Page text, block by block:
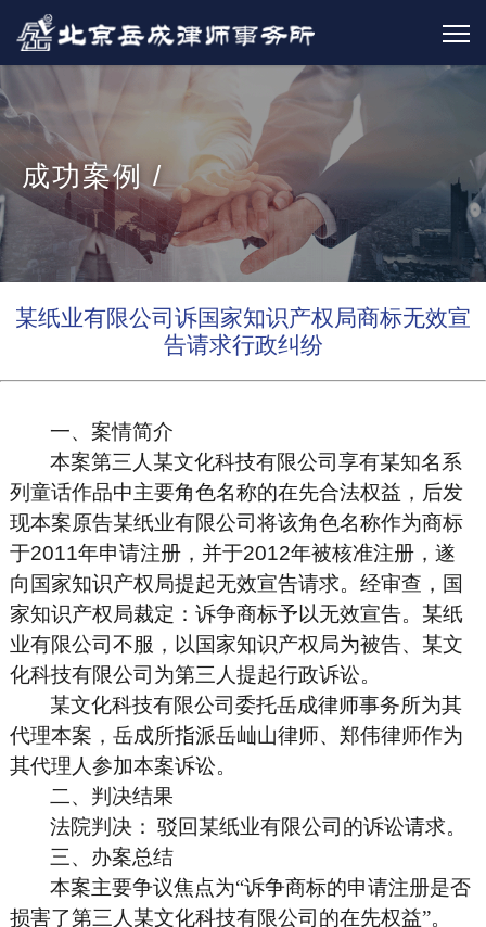
成功案例 /
某纸业有限公司诉国家知识产权局商标无效宣
告请求行政纠纷
一、案情简介
本案第三人某文化科技有限公司享有某知名系
列童话作品中主要角色名称的在先合法权益，后发
现本案原告某纸业有限公司将该角色名称作为商标
于2011年申请注册，并于2012年被核准注册，遂
向国家知识产权局提起无效宣告请求。经审查，国
家知识产权局裁定：诉争商标予以无效宣告。某纸
业有限公司不服，以国家知识产权局为被告、某文
化科技有限公司为第三人提起行政诉讼。
某文化科技有限公司委托岳成律师事务所为其
代理本案，岳成所指派岳屾山律师、郑伟律师作为
其代理人参加本案诉讼。
二、判决结果
法院判决： 驳回某纸业有限公司的诉讼请求。
三、办案总结
本案主要争议焦点为“诉争商标的申请注册是否
损害了第三人某文化科技有限公司的在先权益”。